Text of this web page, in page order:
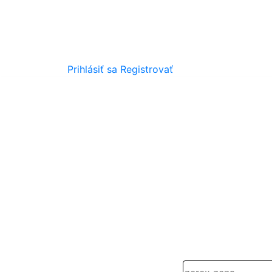
Prihlásiť sa Registrovať